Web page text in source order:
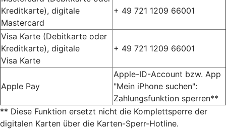
Kreditkarte), digitale
Mastercard
+ 49 721 1209 66001
Visa Karte (Debitkarte oder
Kreditkarte), digitale
Visa Karte
+ 49 721 1209 66001
Apple Pay
Apple-ID-Account bzw. App
"Mein iPhone suchen":
Zahlungsfunktion sperren**
** Diese Funktion ersetzt nicht die Komplettsperre der
digitalen Karten über die Karten-Sperr-Hotline.